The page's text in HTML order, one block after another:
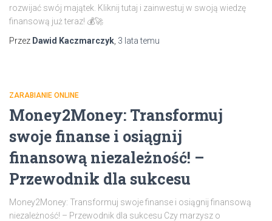
rozwijać swój majątek. Kliknij tutaj i zainwestuj w swoją wiedzę
finansową już teraz! 💰🚀
Przez Dawid Kaczmarczyk 3 latatemu
ZARABIANIE ONLINE
Money2Money: Transformuj
swoje finanse i osiągnij
finansową niezależność! –
Przewodnik dla sukcesu
Money2Money: Transformuj swoje finanse i osiągnij finansową
niezależność! – Przewodnik dla sukcesu Czy marzysz o